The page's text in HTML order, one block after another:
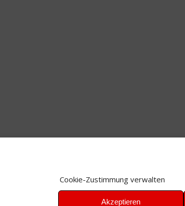
Cookie-Zustimmung verwalten
Akzeptieren